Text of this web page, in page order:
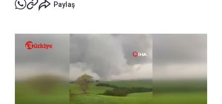
Paylaş